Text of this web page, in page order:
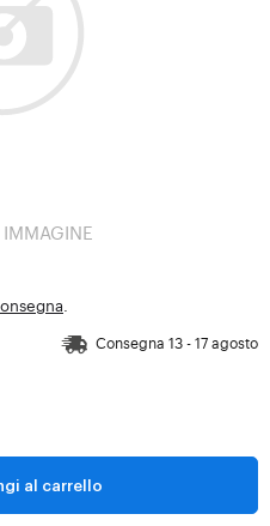
Consegna 13 - 17 agosto
Aggiungi al carrello